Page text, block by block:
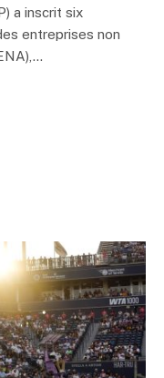
a inscrit six
entreprises non